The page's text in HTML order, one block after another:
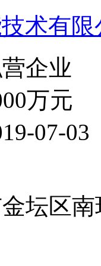
术有限
企业
万元
07-03
坛区南